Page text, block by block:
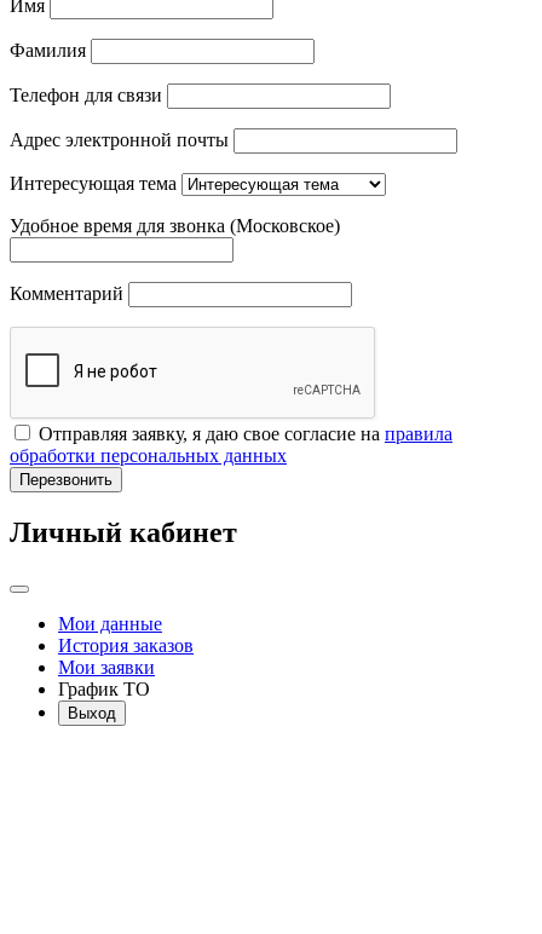
Имя
Фамилия
Телефон для связи
Адрес электронной почты
Интересующая тема
Удобное время для звонка (Московское)
Комментарий
Отправляя заявку, я даю свое согласие на правила
обработки персональных данных
Перезвонить
Личный кабинет
Мои данные
История заказов
Мои заявки
График ТО
Выход